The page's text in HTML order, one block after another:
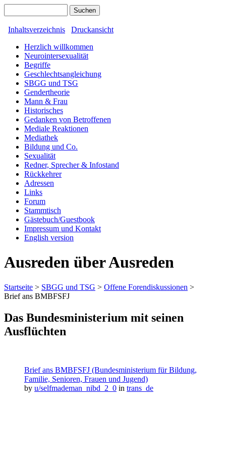
Inhaltsverzeichnis
Druckansicht
Herzlich willkommen
Neurointersexualität
Begriffe
Geschlechtsangleichung
SBGG und TSG
Gendertheorie
Mann & Frau
Historisches
Gedanken von Betroffenen
Mediale Reaktionen
Mediathek
Bildung und Co.
Sexualität
Redner, Sprecher & Infostand
Rückkehrer
Adressen
Links
Forum
Stammtisch
Gästebuch/Guestbook
Impressum und Kontakt
English version
Ausreden über Ausreden
Startseite > SBGG und TSG > Offene Forendiskussionen >
Brief ans BMBFSFJ
Das Bundesministerium mit seinen
Ausflüchten
Brief ans BMBFSFJ (Bundesministerium für Bildung,
Familie, Senioren, Frauen und Jugend)
by u/selfmademan_nibd_2_0 in trans_de